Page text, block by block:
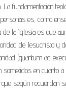
La fundamentación
es, como
de la Iglesia es que
de Jesucristo y
(quantum ad
en cuanto
según recuerdan